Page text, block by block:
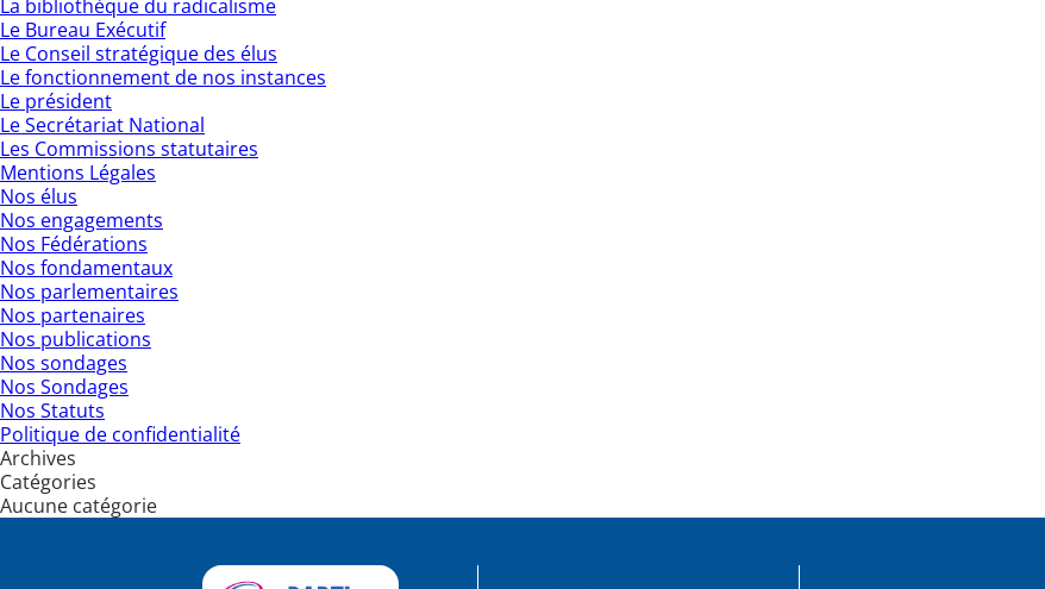
La bibliothèque du radicalisme
Le Bureau Exécutif
Le Conseil stratégique des élus
Le fonctionnement de nos instances
Le président
Le Secrétariat National
Les Commissions statutaires
Mentions Légales
Nos élus
Nos engagements
Nos Fédérations
Nos fondamentaux
Nos parlementaires
Nos partenaires
Nos publications
Nos sondages
Nos Sondages
Nos Statuts
Politique de confidentialité
Archives
Catégories
Aucune catégorie